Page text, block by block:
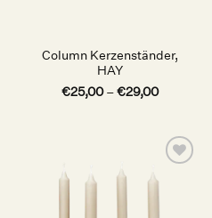
Column Kerzenständer,
HAY
€25,00–€29,00
Auf die